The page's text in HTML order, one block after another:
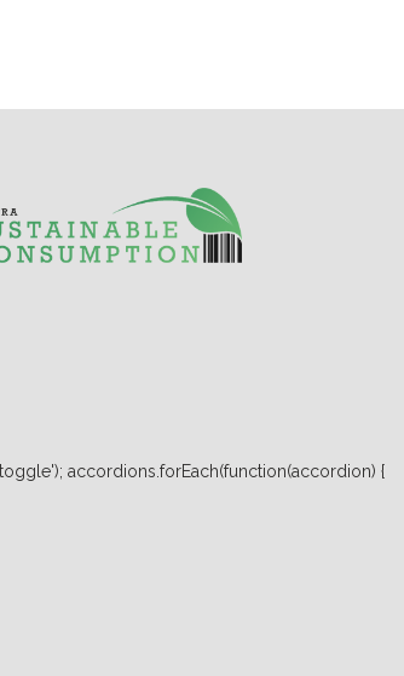
accordions.forEach(function(accordion) {